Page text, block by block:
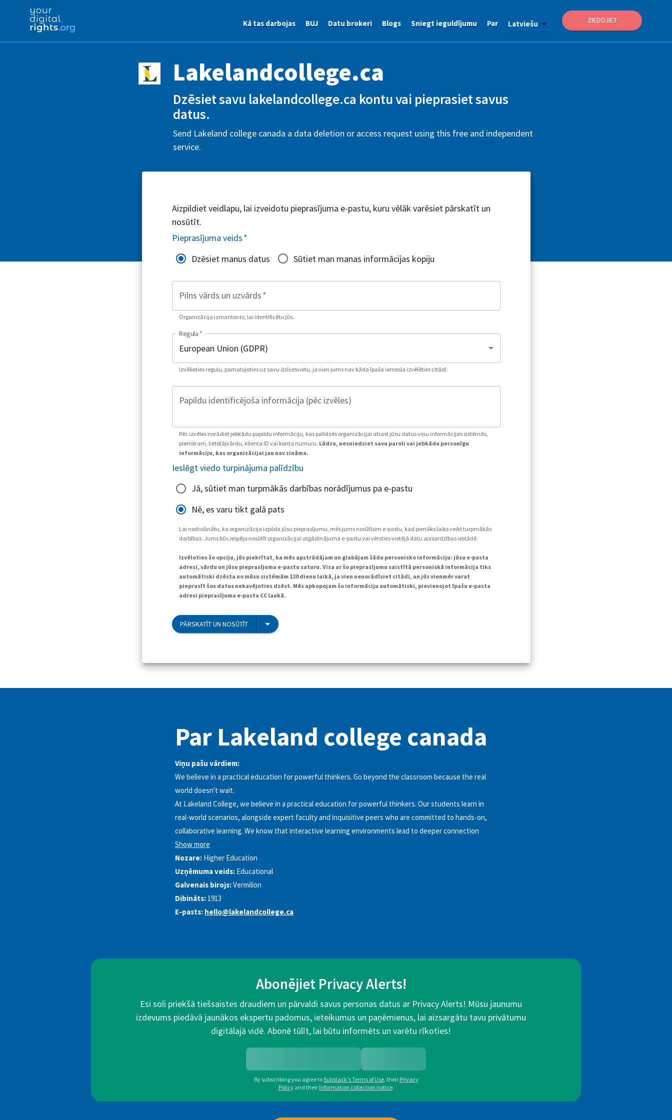
Kā tas darbojas BUJ Datu brokeri Blogs Sniegt ieguldījumu Par Latviešu ZIEDOJIET
Lakelandcollege.ca
Dzēsiet savu lakelandcollege.ca kontu vai pieprasiet savus
datus.
Send Lakeland college canada a data deletion or access request using this free and independent
service.
Aizpildiet veidlapu, lai izveidotu pieprasījuma e-pastu, kuru vēlāk varēsiet pārskatīt un
nosūtīt.
Pieprasījuma veids*
Dzēsiet manus datus
Sūtiet man manas informācijas kopiju
Pilns vārds un uzvārds*
Organizācija izmantos to, lai identificētu jūs.
Regula *
Izvēlieties regulu, pamatojoties uz savu dzīvesvietu, ja vien jums nav kāda īpaša iemesla izvēlēties citādi.
Papildu identificējoša informācija (pēc izvēles)
Pēc izvēles norādiet jebkādu papildu informāciju, kas palīdzēs organizācijai atrast jūsu datus viņu informācijas sistēmās,
piemēram, lietotājvārdu, klienta ID vai konta numuru. Lūdzu, nesniedziet savu paroli vai jebkādu personīgu
informāciju, kas organizācijai jau nav zināma.
Ieslēgt viedo turpinājuma palīdzību
Jā, sūtiet man turpmākās darbības norādījumus pa e-pastu
Nē, es varu tikt galā pats
Lai nodrošinātu, ka organizācija izpilda jūsu pieprasījumu, mēs jums nosūtīsim e-pastu, kad pienāks laiks veikt turpmākās
darbības. Jums būs iespēja nosūtīt organizācijai atgādinājuma e-pastu vai vērsties vietējā datu aizsardzības iestādē.
Izvēloties šo opciju, jūs piekrītat, ka mēs apstrādājam un glabājam šādu personisko informāciju: jūsu e-pasta
adresi, vārdu un jūsu pieprasījuma e-pastu saturu. Visa ar šo pieprasījumu saistītā personiskā informācija tiks
automātiski dzēsta no mūsu sistēmām 120 dienu laikā, ja vien nenorādīsiet citādi, un jūs vienmēr varat
pieprasīt šos datus nekavējoties dzēst. Mēs apkopojam šo informāciju automātiski, pievienojot īpašu e-pasta
adresi pieprasījuma e-pasta CC laukā.
PĀRSKATĪT UN NOSŪTĪT
Par Lakeland college canada
Viņu pašu vārdiem:
We believe in a practical education for powerful thinkers. Go beyond the classroom because the real
world doesn't wait.
At Lakeland College, we believe in a practical education for powerful thinkers. Our students learn in
real-world scenarios, alongside expert faculty and inquisitive peers who are committed to hands-on,
collaborative learning. We know that interactive learning environments lead to deeper connection
Show more
Nozare: Higher Education
Uzņēmuma veids: Educational
Galvenais birojs:Vermilion
Dibināts: 1913
E-pasts: hello@lakelandcollege.ca
Abonējiet Privacy Alerts!
Esi soli priekšā tiešsaistes draudiem un pārvaldi savus personas datus ar Privacy Alerts! Mūsu jaunumu
izdevums piedāvā jaunākos ekspertu padomus, ieteikumus un paņēmienus, lai aizsargātu tavu privātumu
digitālajā vidē. Abonē tūlīt, lai būtu informēts un varētu rīkoties!
By subscribing you agree toSubstack's Terms of Use, their Privacy
Policy and their Information collection notice.